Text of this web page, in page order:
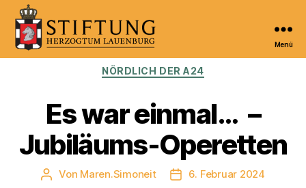
Kulturportal
Herzogtum
Lauenburg
Menü
Kategorien
NÖRDLICH DER A24
Es war einmal… –
Jubiläums-Operetten
Beitragsautor
Von Maren.Simoneit Veröffentlichungsdatum
6. Februar 2024